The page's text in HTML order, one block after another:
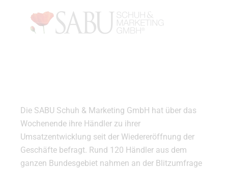
Die SABU Schuh & Marketing GmbH hat über das
Wochenende ihre Händler zu ihrer
Umsatzentwicklung seit der Wiedereröffnung der
Geschäfte befragt. Rund 120 Händler aus dem
ganzen Bundesgebiet nahmen an der Blitzumfrage